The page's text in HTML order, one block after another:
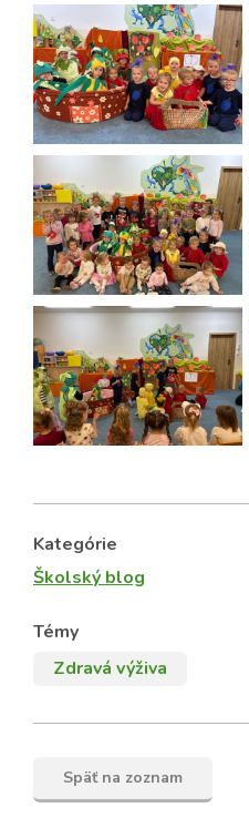
Kategórie
Školský blog
Témy
Zdravá výživa
Späť na zoznam